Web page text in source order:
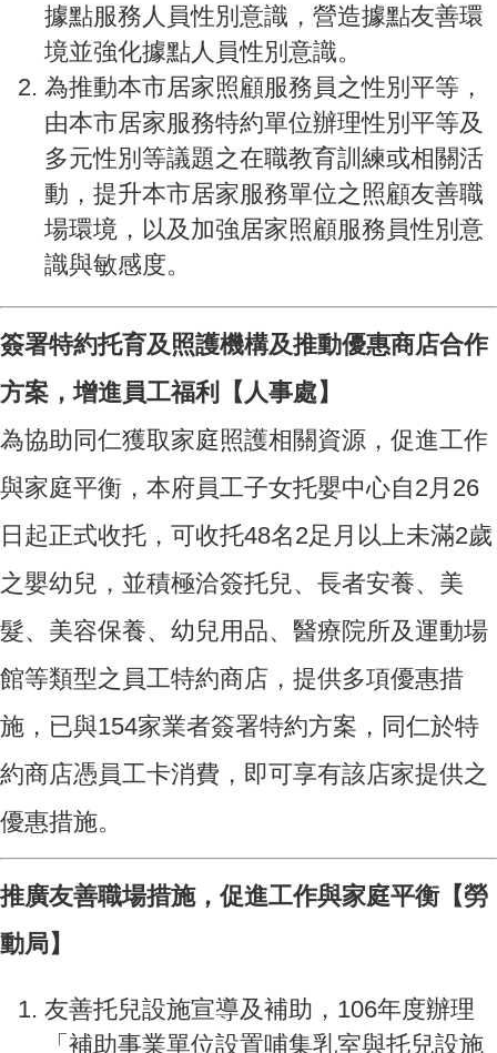
據點服務人員性別意識，營造據點友善環
境並強化據點人員性別意識。
為推動本市居家照顧服務員之性別平等，
由本市居家服務特約單位辦理性別平等及
多元性別等議題之在職教育訓練或相關活
動，提升本市居家服務單位之照顧友善職
場環境，以及加強居家照顧服務員性別意
識與敏感度。
簽署特約托育及照護機構及推動優惠商店合作
方案，增進員工福利【人事處】
為協助同仁獲取家庭照護相關資源，促進工作
與家庭平衡，本府員工子女托嬰中心自2月26
日起正式收托，可收托48名2足月以上未滿2歲
之嬰幼兒，並積極洽簽托兒、長者安養、美
髮、美容保養、幼兒用品、醫療院所及運動場
館等類型之員工特約商店，提供多項優惠措
施，已與154家業者簽署特約方案，同仁於特
約商店憑員工卡消費，即可享有該店家提供之
優惠措施。
推廣友善職場措施，促進工作與家庭平衡【勞
動局】
友善托兒設施宣導及補助，106年度辦理
「補助事業單位設置哺集乳室與托兒設施